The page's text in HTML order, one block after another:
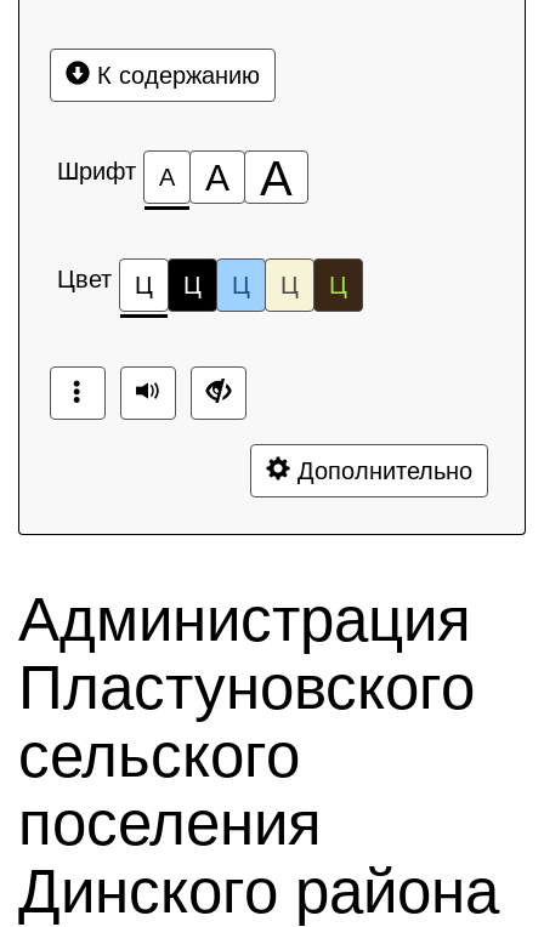
К содержанию
Шрифт А А А
Цвет Ц Ц Ц Ц Ц
Дополнительно
Администрация
Пластуновского
сельского
поселения
Динского района